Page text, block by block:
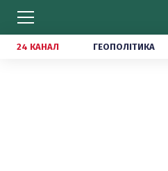
24 КАНАЛ ГЕОПОЛІТИКА